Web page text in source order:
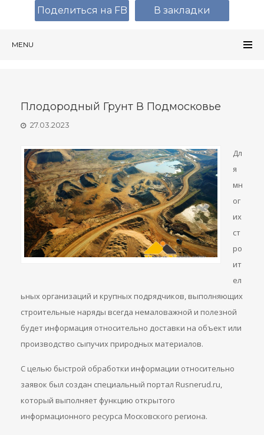
MENU
Плодородный Грунт В Подмосковье
27.03.2023
Дл
я
мн
ог
их
ст
ро
ит
ел
ьных организаций и крупных подрядчиков, выполняющих
строительные наряды всегда немаловажной и полезной
будет информация относительно доставки на объект или
производство сыпучих природных материалов.
С целью быстрой обработки информации относительно
заявок был создан специальный портал Rusnerud.ru,
который выполняет функцию открытого
информационного ресурса Московского региона.
Поделиться на FB В закладки